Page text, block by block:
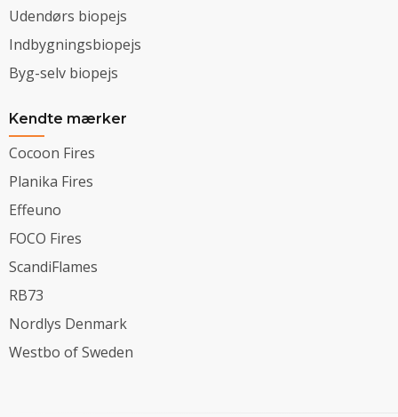
Udendørs biopejs
Indbygningsbiopejs
Byg-selv biopejs
Kendte mærker
Cocoon Fires
Planika Fires
Effeuno
FOCO Fires
ScandiFlames
RB73
Nordlys Denmark
Westbo of Sweden